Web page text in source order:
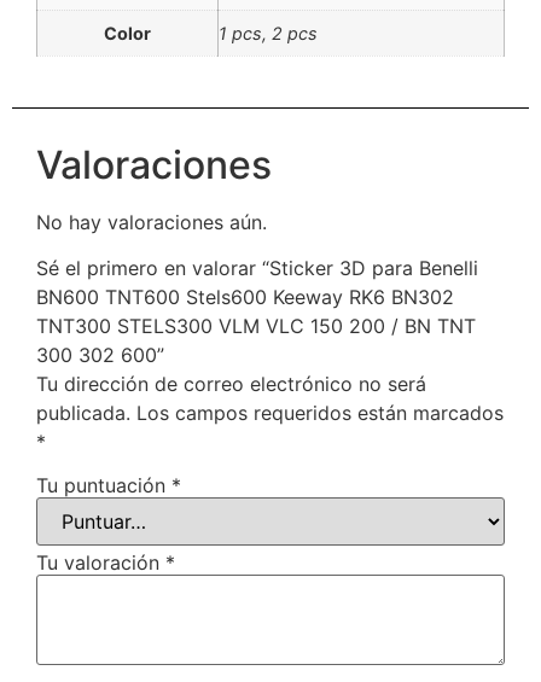
Color 1 pcs, 2 pcs
Valoraciones
No hay valoraciones aún.
Sé el primero en valorar “Sticker 3D para Benelli
BN600 TNT600 Stels600 Keeway RK6 BN302
TNT300 STELS300 VLM VLC 150 200 / BN TNT
300 302 600”
Tu dirección de correo electrónico no será
publicada. Los campos requeridos están marcados
*
Tu puntuación *
Tu valoración *